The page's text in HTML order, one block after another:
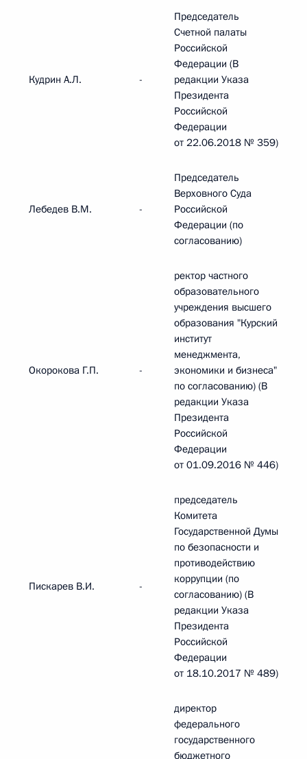
Кудрин А.Л. -
Председатель
Счетной палаты
Российской
Федерации (В
редакции Указа
Президента
Российской
Федерации
от 22.06.2018 № 359)
Лебедев В.М. -
Председатель
Верховного Суда
Российской
Федерации (по
согласованию)
Окорокова Г.П. -
ректор частного
образовательного
учреждения высшего
образования "Курский
институт
менеджмента,
экономики и бизнеса"
по согласованию) (В
редакции Указа
Президента
Российской
Федерации
от 01.09.2016 № 446)
Пискарев В.И. -
председатель
Комитета
Государственной Думы
по безопасности и
противодействию
коррупции (по
согласованию) (В
редакции Указа
Президента
Российской
Федерации
от 18.10.2017 № 489)
директор
федерального
государственного
бюджетного